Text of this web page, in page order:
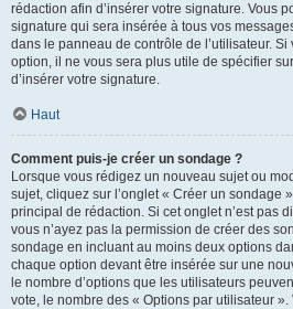
rédaction afin d’insérer votre signature. Vous
signature qui sera insérée à tous vos
dans le panneau de contrôle de l’utilisateur.
option, il ne vous sera plus utile de spécifier
d’insérer votre signature.
Haut
Comment puis-je créer un sondage ?
Lorsque vous rédigez un nouveau sujet ou
sujet, cliquez sur l’onglet « Créer un sondage
principal de rédaction. Si cet onglet n’est pas
vous n’ayez pas la permission de créer des
sondage en incluant au moins deux options
chaque option devant être insérée sur une
le nombre d’options que les utilisateurs
vote, le nombre des « Options par utilisateur